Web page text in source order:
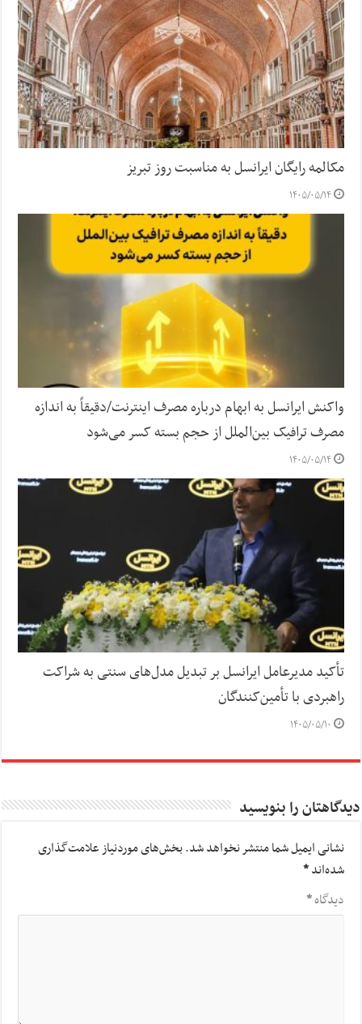
مکالمه رایگان ایرانسل به مناسبت روز تبریز
۱۴۰۵/۰۵/۱۴
واکنش ایرانسل به ابهام درباره مصرف اینترنت/دقیقاً به اندازه
مصرف ترافیک بین‌الملل از حجم بسته کسر می‌شود
۱۴۰۵/۰۵/۱۴
تأکید مدیرعامل ایرانسل بر تبدیل مدل‌های سنتی به شراکت
راهبردی با تأمین‌کنندگان
۱۴۰۵/۰۵/۱۰
دیدگاهتان را بنویسید
نشانی ایمیل شما منتشر نخواهد شد.بخش‌های موردنیاز علامت‌گذاری
شده‌اند*
دیدگاه*